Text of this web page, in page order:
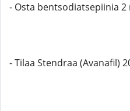
- Osta bentsodiatsepiinia 2
- Tilaa Stendraa (Avanafil)